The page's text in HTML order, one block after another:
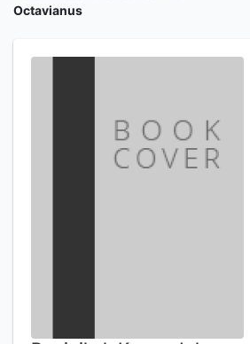
Octavianus